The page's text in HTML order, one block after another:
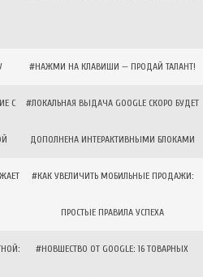
#НАЖМИ НА КЛАВИШИ — ПРОДАЙ ТАЛАНТ!
С #ЛОКАЛЬНАЯ ВЫДАЧА GOOGLE СКОРО БУДЕТ
ДОПОЛНЕНА ИНТЕРАКТИВНЫМИ БЛОКАМИ
#КАК УВЕЛИЧИТЬ МОБИЛЬНЫЕ ПРОДАЖИ:
ПРОСТЫЕ ПРАВИЛА УСПЕХА
#НОВШЕСТВО ОТ GOOGLE: 16 ТОВАРНЫХ